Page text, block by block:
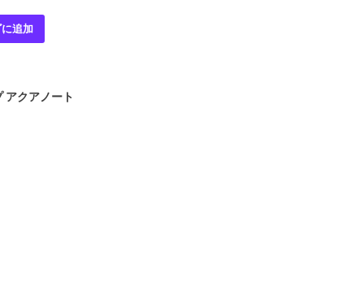
追加
アクアノート